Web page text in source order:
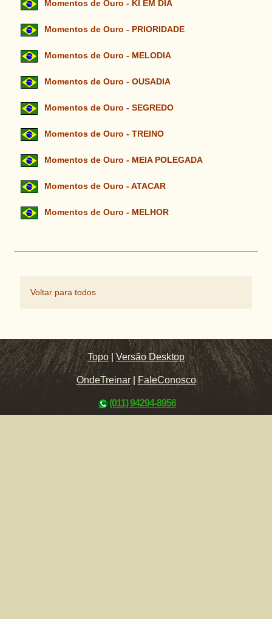
Momentos de Ouro - KI EM DIA
Momentos de Ouro - PRIORIDADE
Momentos de Ouro - MELODIA
Momentos de Ouro - OUSADIA
Momentos de Ouro - SEGREDO
Momentos de Ouro - TREINO
Momentos de Ouro - MEIA POLEGADA
Momentos de Ouro - ATACAR
Momentos de Ouro - MELHOR
Voltar para todos
Topo |Versão Desktop
OndeTreinar| FaleConosco
(011) 94294-8956